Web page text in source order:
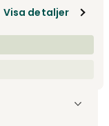
Visa detaljer
på din